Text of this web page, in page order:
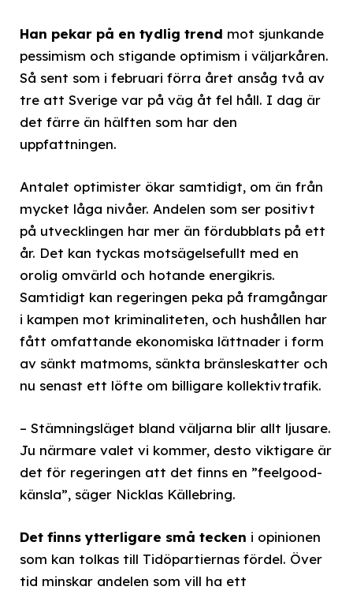
Han pekar på en tydlig trend mot sjunkande
pessimism och stigande optimism i väljarkåren.
Så sent som i februari förra året ansåg två av
tre att Sverige var på väg åt fel håll. I dag är
det färre än hälften som har den
uppfattningen.
Antalet optimister ökar samtidigt, om än från
mycket låga nivåer. Andelen som ser positivt
på utvecklingen har mer än fördubblats på ett
år. Det kan tyckas motsägelsefullt med en
orolig omvärld och hotande energikris.
Samtidigt kan regeringen peka på framgångar
i kampen mot kriminaliteten, och hushållen har
fått omfattande ekonomiska lättnader i form
av sänkt matmoms, sänkta bränsleskatter och
nu senast ett löfte om billigare kollektivtrafik.
– Stämningsläget bland väljarna blir allt ljusare.
Ju närmare valet vi kommer, desto viktigare är
det för regeringen att det finns en ”feelgood-
känsla”, säger Nicklas Källebring.
Det finns ytterligare små tecken i opinionen
som kan tolkas till Tidöpartiernas fördel. Över
tid minskar andelen som vill ha ett